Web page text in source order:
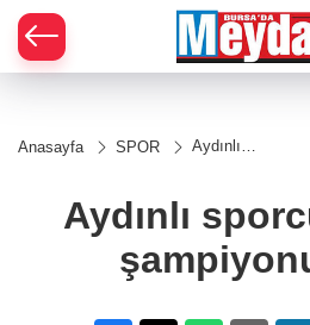
Anasayfa SPOR
Aydınlı
oldu
Aydınlı